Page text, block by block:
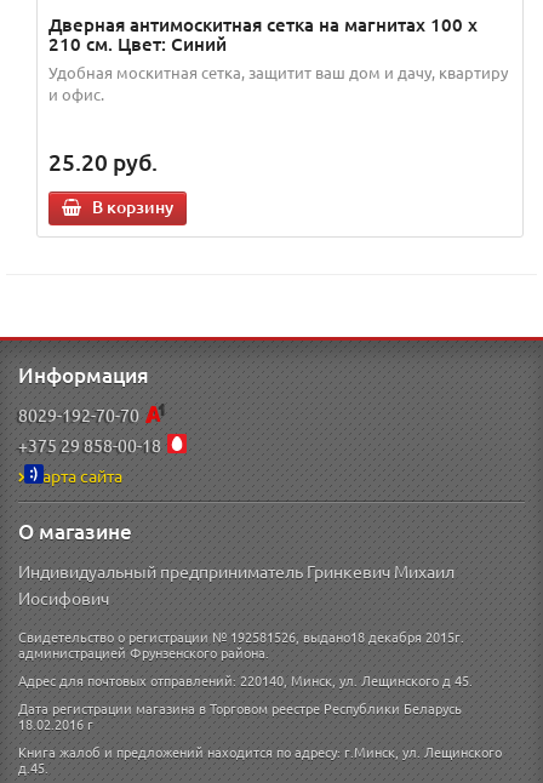
Дверная антимоскитная сетка на магнитах 100 х
210 см. Цвет: Синий
Удобная москитная сетка, защитит ваш дом и дачу, квартиру
и офис.
25.20 руб.
В корзину
Информация
8029-192-70-70
+375 29 858-00-18
Карта сайта
О магазине
Индивидуальный предприниматель Гринкевич Михаил
Иосифович
Свидетельство о регистрации № 192581526, выдано18 декабря 2015г.
администрацией Фрунзенского района.
Адрес для почтовых отправлений: 220140, Минск, ул. Лещинского д 45.
Дата регистрации магазина в Торговом реестре Республики Беларусь
18.02.2016 г
Книга жалоб и предложений находится по адресу: г.Минск, ул. Лещинского
д.45.